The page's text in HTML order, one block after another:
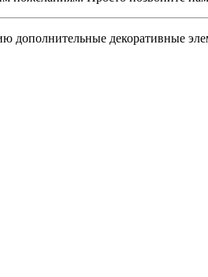
дополнительные декоративные